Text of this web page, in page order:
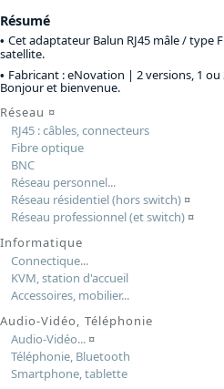
Résumé
Cet adaptateur Balun RJ45 mâle / type
satellite.
Fabricant : eNovation | 2 versions, 1 ou
Bonjour et bienvenue.
Réseau ¤
RJ45 : câbles, connecteurs
Fibre optique
BNC
Réseau personnel...
Réseau résidentiel (hors switch)¤
Réseau professionnel (et switch)¤
Informatique
Connectique...
KVM, station d'accueil
Accessoires, mobilier...
Audio-Vidéo, Téléphonie
Audio-Vidéo...¤
Téléphonie, Bluetooth
Smartphone, tablette